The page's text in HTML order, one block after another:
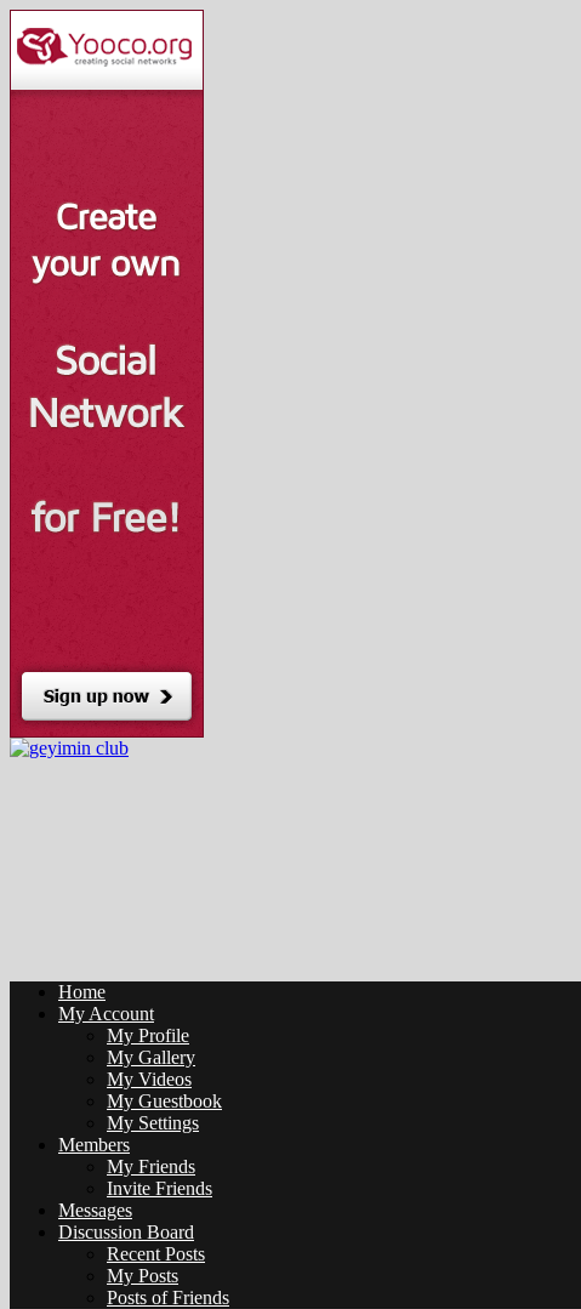
Home
My Account
My Profile
My Gallery
My Videos
My Guestbook
My Settings
Members
My Friends
Invite Friends
Messages
Discussion Board
Recent Posts
My Posts
Posts of Friends